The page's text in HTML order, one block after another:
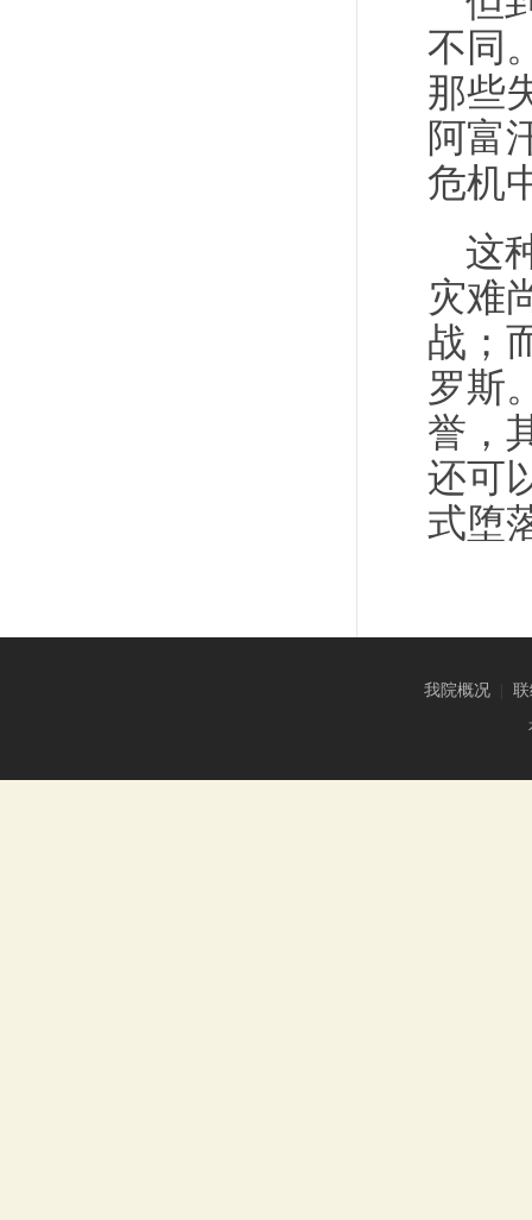
不同
那些
阿富
危机
这
灾难
战；
罗斯
誉，
还可
式堕
我院概况